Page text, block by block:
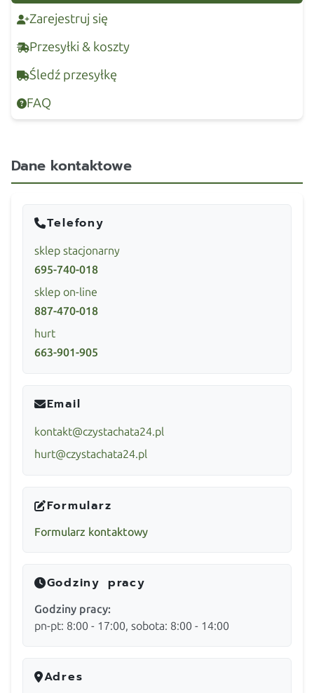
Zarejestruj się
Przesyłki & koszty
Śledź przesyłkę
FAQ
Dane kontaktowe
Telefony
sklep stacjonarny
695-740-018
sklep on-line
887-470-018
hurt
663-901-905
Email
kontakt@czystachata24.pl
hurt@czystachata24.pl
Formularz
Formularz kontaktowy
Godziny pracy
Godziny pracy:
pn-pt: 8:00 - 17:00, sobota: 8:00 - 14:00
Adres